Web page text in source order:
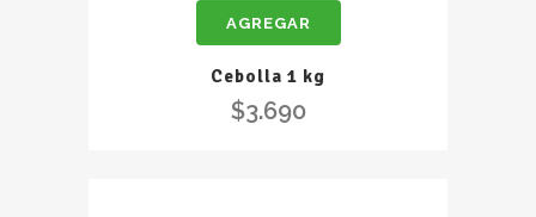
kg
AGREGAR
Cebolla 1 kg
$3.690